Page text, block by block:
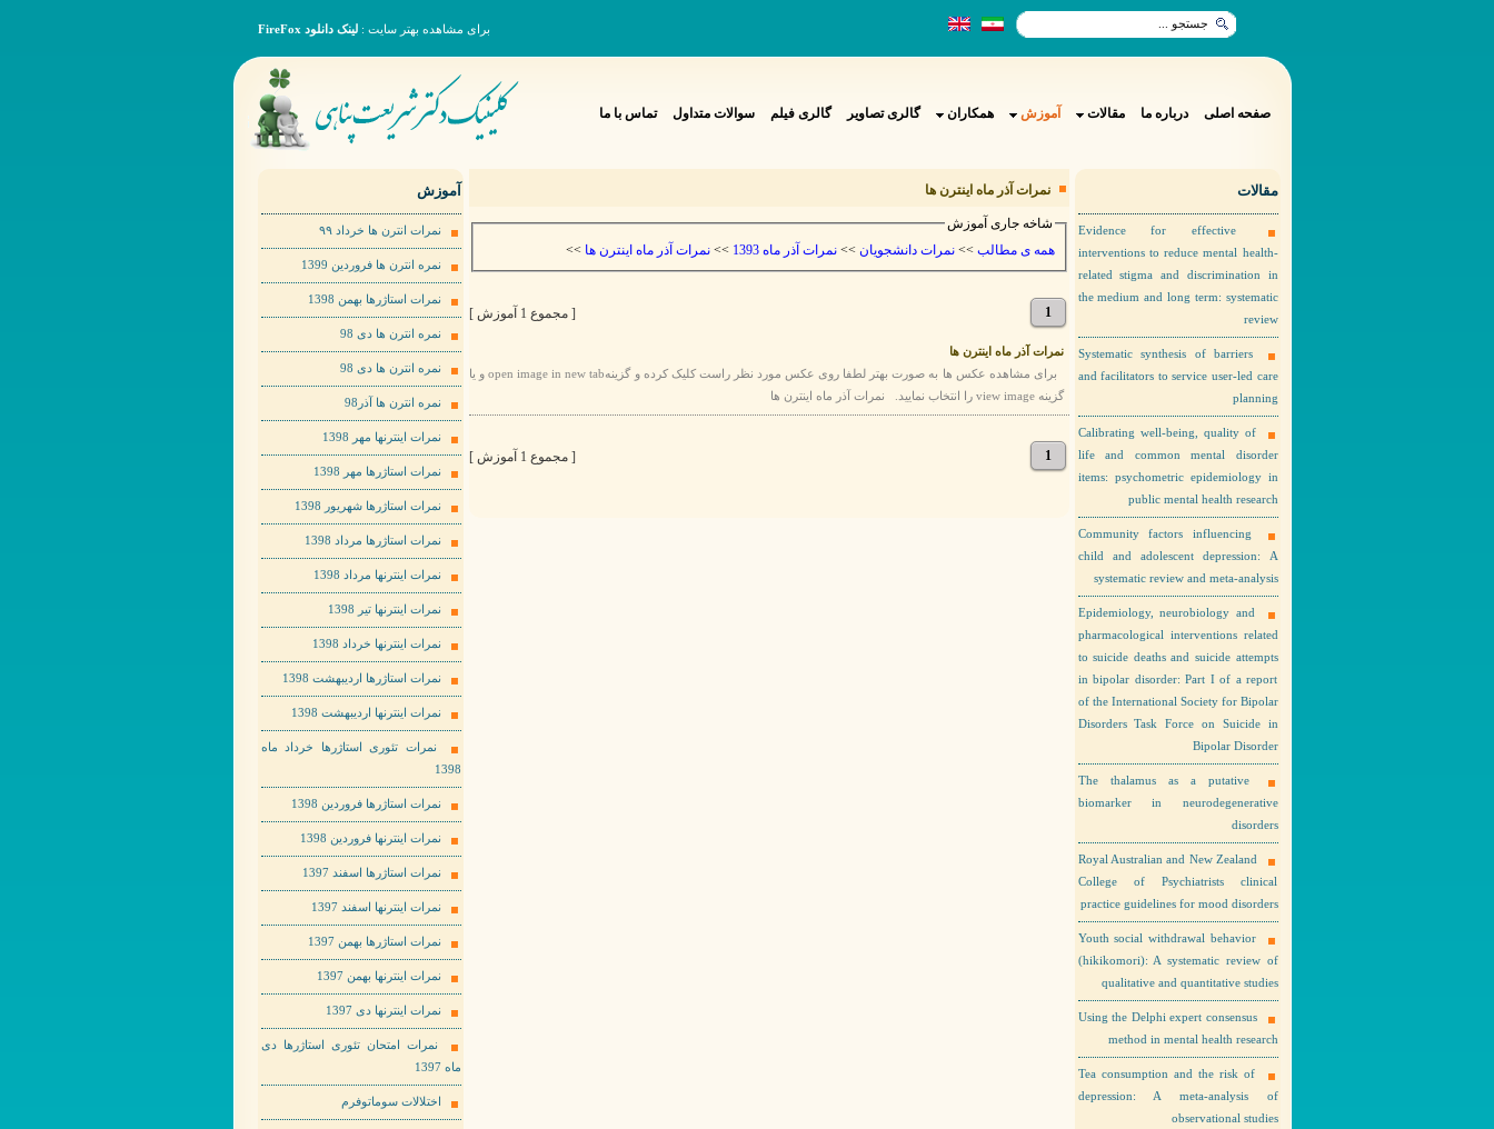
برای مشاهده بهتر سایت : لینک دانلود FireFox
صفحه اصلی درباره ما مقالات آموزش همکاران گالری تصاویر گالری فیلم سوالات متداول تماس با ما
مقالات
Evidence for effective
interventions to reduce mental health-
related stigma and discrimination in
the medium and long term: systematic
review
Systematic synthesis of barriers
and facilitators to service user-led care
planning
Calibrating well-being, quality of
life and common mental disorder
items: psychometric epidemiology in
public mental health research
Community factors influencing
child and adolescent depression: A
systematic review and meta-analysis
Epidemiology, neurobiology and
pharmacological interventions related
to suicide deaths and suicide attempts
in bipolar disorder: Part I of a report
of the International Society for Bipolar
Disorders Task Force on Suicide in
Bipolar Disorder
The thalamus as a putative
biomarker in neurodegenerative
disorders
Royal Australian and New Zealand
College of Psychiatrists clinical
practice guidelines for mood disorders
Youth social withdrawal behavior
(hikikomori): A systematic review of
qualitative and quantitative studies
Using the Delphi expert consensus
method in mental health research
Tea consumption and the risk of
depression: A meta-analysis of
observational studies
نمرات آذر ماه اینترن ها
شاخه جاری آموزش
همه ی مطالب
نمرات دانشجویان >> نمرات آذر ماه 1393 >> نمرات آذر ماه اینترن ها >>
1 [ مجموع 1 آموزش ]
نمرات آذر ماه اینترن ها
برای مشاهده عکس ها به صورت بهتر لطفا روی عکس مورد نظر راست کلیک کرده و گزینهopen image in new tab و یا
گزینه view image را انتخاب نمایید. نمرات آذر ماه اینترن ها
1 [ مجموع 1 آموزش ]
آموزش
نمرات انترن ها خرداد ٩٩
نمره انترن ها فروردین 1399
نمرات استاژرها بهمن 1398
نمره انترن ها دی 98
نمره انترن ها دی 98
نمره انترن ها آذر98
نمرات اینترنها مهر 1398
نمرات استاژرها مهر 1398
نمرات استاژرها شهریور 1398
نمرات استاژرها مرداد 1398
نمرات اینترنها مرداد 1398
نمرات اینترنها تیر 1398
نمرات اینترنها خرداد 1398
نمرات استاژرها اردیبهشت 1398
نمرات اینترنها اردیبهشت 1398
نمرات تئوری استاژرها خرداد ماه
1398
نمرات استاژرها فروردین 1398
نمرات اینترنها فروردین 1398
نمرات استاژرها اسفند 1397
نمرات اینترنها اسفند 1397
نمرات استاژرها بهمن 1397
نمرات اینترنها بهمن 1397
نمرات اینترنها دی 1397
نمرات امتحان تئوری استاژرها دی
ماه 1397
اختلالات سوماتوفرم